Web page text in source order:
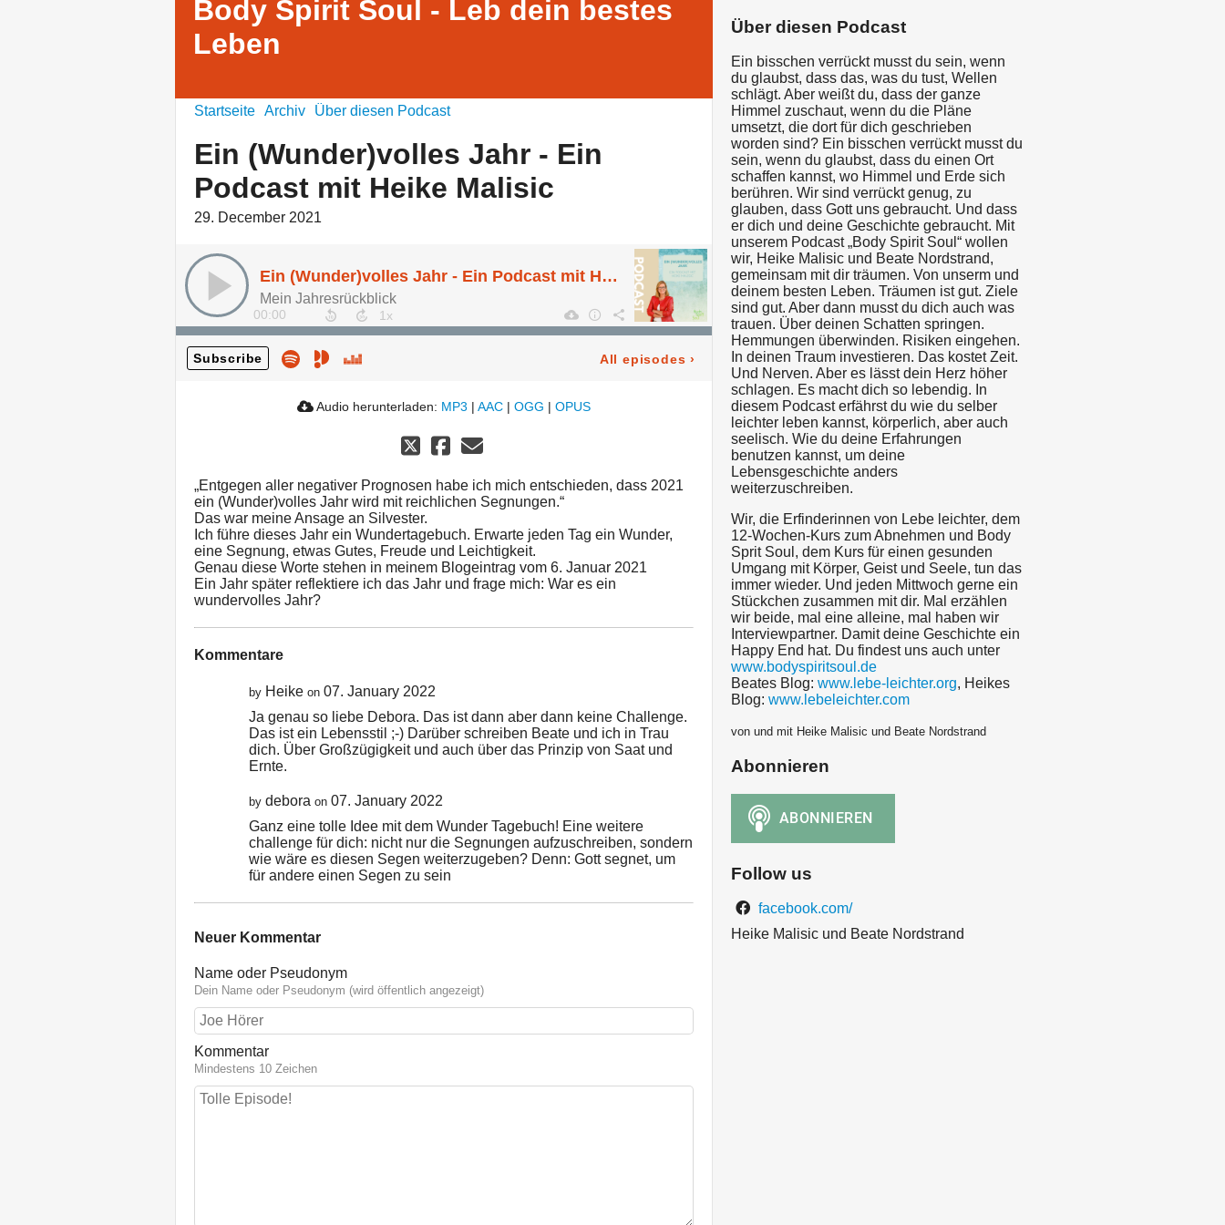
Body Spirit Soul - Leb dein bestes
Leben
Startseite Archiv Über diesen Podcast
Ein (Wunder)volles Jahr - Ein
Podcast mit Heike Malisic
29. December 2021
Ein (Wunder)volles Jahr - Ein Podcast mit Heike Malisic
Mein Jahresrückblick
00:00
Subscribe All episodes ›
Audio herunterladen: MP3 | AAC | OGG | OPUS
„Entgegen aller negativer Prognosen habe ich mich entschieden, dass 2021
ein (Wunder)volles Jahr wird mit reichlichen Segnungen.“
Das war meine Ansage an Silvester.
Ich führe dieses Jahr ein Wundertagebuch. Erwarte jeden Tag ein Wunder,
eine Segnung, etwas Gutes, Freude und Leichtigkeit.
Genau diese Worte stehen in meinem Blogeintrag vom 6. Januar 2021
Ein Jahr später reflektiere ich das Jahr und frage mich: War es ein
wundervolles Jahr?
Kommentare
by Heike on 07. January 2022
Ja genau so liebe Debora. Das ist dann aber dann keine Challenge.
Das ist ein Lebensstil ;-) Darüber schreiben Beate und ich in Trau
dich. Über Großzügigkeit und auch über das Prinzip von Saat und
Ernte.
by debora on 07. January 2022
Ganz eine tolle Idee mit dem Wunder Tagebuch! Eine weitere
challenge für dich: nicht nur die Segnungen aufzuschreiben, sondern
wie wäre es diesen Segen weiterzugeben? Denn: Gott segnet, um
für andere einen Segen zu sein
Neuer Kommentar
Name oder Pseudonym
Dein Name oder Pseudonym (wird öffentlich angezeigt)
Kommentar
Mindestens 10 Zeichen
Über diesen Podcast
Ein bisschen verrückt musst du sein, wenn
du glaubst, dass das, was du tust, Wellen
schlägt. Aber weißt du, dass der ganze
Himmel zuschaut, wenn du die Pläne
umsetzt, die dort für dich geschrieben
worden sind? Ein bisschen verrückt musst du
sein, wenn du glaubst, dass du einen Ort
schaffen kannst, wo Himmel und Erde sich
berühren. Wir sind verrückt genug, zu
glauben, dass Gott uns gebraucht. Und dass
er dich und deine Geschichte gebraucht. Mit
unserem Podcast „Body Spirit Soul“ wollen
wir, Heike Malisic und Beate Nordstrand,
gemeinsam mit dir träumen. Von unserm und
deinem besten Leben. Träumen ist gut. Ziele
sind gut. Aber dann musst du dich auch was
trauen. Über deinen Schatten springen.
Hemmungen überwinden. Risiken eingehen.
In deinen Traum investieren. Das kostet Zeit.
Und Nerven. Aber es lässt dein Herz höher
schlagen. Es macht dich so lebendig. In
diesem Podcast erfährst du wie du selber
leichter leben kannst, körperlich, aber auch
seelisch. Wie du deine Erfahrungen
benutzen kannst, um deine
Lebensgeschichte anders
weiterzuschreiben.
Wir, die Erfinderinnen von Lebe leichter, dem
12-Wochen-Kurs zum Abnehmen und Body
Sprit Soul, dem Kurs für einen gesunden
Umgang mit Körper, Geist und Seele, tun das
immer wieder. Und jeden Mittwoch gerne ein
Stückchen zusammen mit dir. Mal erzählen
wir beide, mal eine alleine, mal haben wir
Interviewpartner. Damit deine Geschichte ein
Happy End hat. Du findest uns auch unter
www.bodyspiritsoul.de
Beates Blog: www.lebe-leichter.org, Heikes
Blog: www.lebeleichter.com
von und mit Heike Malisic und Beate Nordstrand
Abonnieren
Follow us
facebook.com/
Heike Malisic und Beate Nordstrand